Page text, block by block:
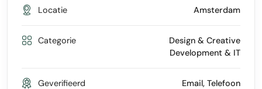
Locatie Amsterdam
Categorie
Design & Creative
Development & IT
Geverifieerd Email, Telefoon